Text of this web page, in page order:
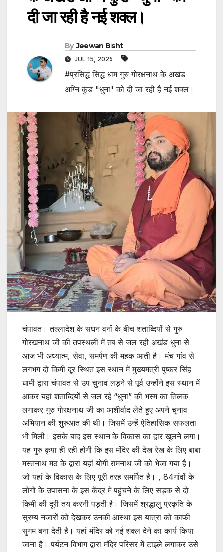
दी जा रही है नई शक्ल।
By Jeewan Bisht
JUL 15, 2025
#प्रसिद्ध सिद्ध धाम गुरु गोरक्षनाथ के अखंड
अग्नि कुंड "धुना" को दी जा रही है नई शक्ल।
चंपावत। तल्लादेश के सघन वनों के बीच शताब्दियों से गुरु
गोरखनाथ जी की तपस्थली में तब से जल रही अखंड धुना से
आज भी अध्यात्म, सेवा, समर्पण की महक आती है। मंच गांव से
लगभग दो किमी दूर स्थित इस स्थान में मुख्यमंत्री पुष्कर सिंह
धामी द्वारा चंपावत से उप चुनाव लड़ने से पूर्व उन्होंने इस स्थान में
आकर यहां शताब्दियों से जल रहे “धुना” की भस्म का तिलक
लगाकर गुरु गोरक्षनाथ जी का आशीर्वाद लेते हुए अपने चुनाव
अभियान की शुरुआत की थी। जिसमें उन्हें ऐतिहासिक सफलता
भी मिली। इसके बाद इस स्थान के विकास का द्वार खुलने लगा।
यह गुरु कृपा ही रही होगी कि इस मंदिर की देख रेख के लिए बाबा
मस्तनाथ मठ के द्वारा यहां योगी रामनाथ जी को भेजा गया है।
जो यहां के विकास के लिए पूरी तरह समर्पित है। , 84गांवों के
लोगों के उपासना के इस केंद्र में पहुंचने के लिए सड़क से दो
किमी की दूरी तय करनी पड़ती है। जिसमें श्रद्धालु प्रकृति के
सुरम्य नजारों को देखकर उनकी आस्था इस यात्रा को काफी
सुगम बना देती है। यहां मंदिर को नई शक्ल देने का कार्य किया
जाना है। पर्यटन विभाग द्वारा मंदिर परिसर में टाइले लगाकर उसे